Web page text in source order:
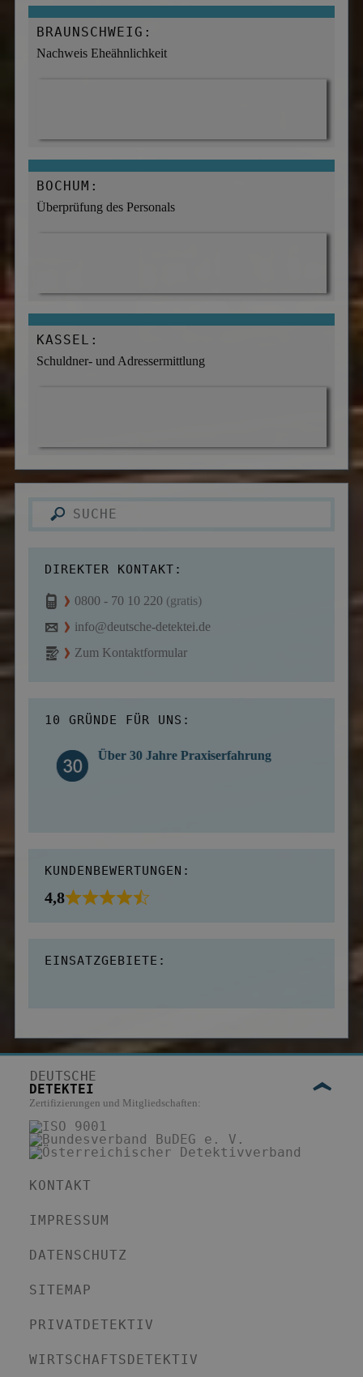
BRAUNSCHWEIG:
Nachweis Eheähnlichkeit
BOCHUM:
Überprüfung des Personals
KASSEL:
Schuldner- und Adressermittlung
DIREKTER KONTAKT:
0800 - 70 10 220 (gratis)
info@deutsche-detektei.de
Zum Kontaktformular
10 GRÜNDE FÜR UNS:
Über 30 Jahre Praxiserfahrung
KUNDENBEWERTUNGEN:
4,8
EINSATZGEBIETE:
DEUTSCHE
DETEKTEI
Zertifizierungen und Mitgliedschaften:
KONTAKT
IMPRESSUM
DATENSCHUTZ
SITEMAP
PRIVATDETEKTIV
WIRTSCHAFTSDETEKTIV